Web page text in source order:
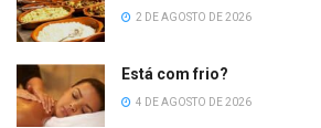
2 DE AGOSTO DE 2026
Está com frio?
4 DE AGOSTO DE 2026